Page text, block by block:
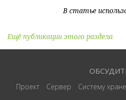
В статье
Ещё публикации этого раздела
Проект Сервер Систему